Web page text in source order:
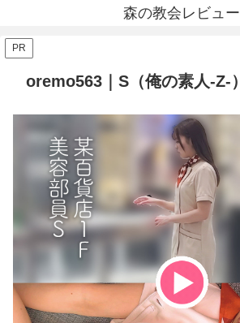
森の教会レビュー
PR
oremo563｜S（俺の素人-Z-）